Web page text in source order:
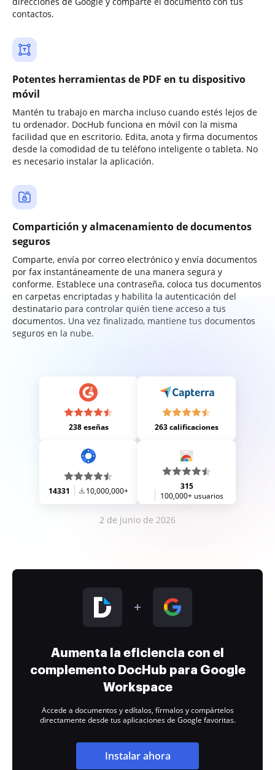
contactos.
Potentes herramientas de PDF en tu dispositivo
móvil
Mantén tu trabajo en marcha incluso cuando estés lejos de
tu ordenador. DocHub funciona en móvil con la misma
facilidad que en escritorio. Edita, anota y firma documentos
desde la comodidad de tu teléfono inteligente o tableta. No
es necesario instalar la aplicación.
Compartición y almacenamiento de documentos
seguros
Comparte, envía por correo electrónico y envía documentos
por fax instantáneamente de una manera segura y
conforme. Establece una contraseña, coloca tus documentos
en carpetas encriptadas y habilita la autenticación del
destinatario para controlar quién tiene acceso a tus
documentos. Una vez finalizado, mantiene tus documentos
seguros en la nube.
238 eseñas 263 calificaciones
14331 10,000,000+
315
100,000+ usuarios
2 de junio de 2026
Aumenta la eficiencia con el
complemento DocHub para Google
Workspace
Accede a documentos y edítalos, fírmalos y compártelos
directamente desde tus aplicaciones de Google favoritas.
Instalar ahora